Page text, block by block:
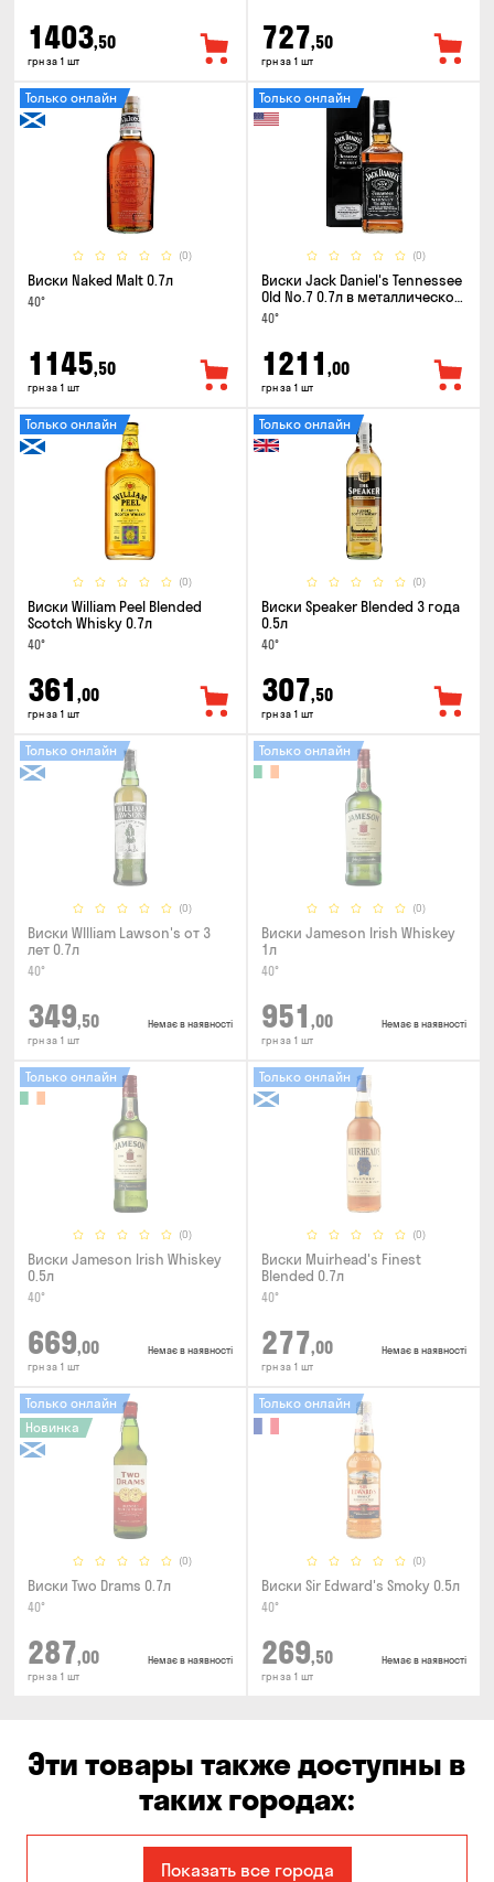
1403,50
грн за 1 шт
727,50
грн за 1 шт
(0)
Только онлайн
Виски Naked Malt 0.7л
40°
1145,50
грн за 1 шт
(0)
Только онлайн
Виски Jack Daniel's Tennessee
Old No.7 0.7л в металлической
коробке
40°
1211 ,00
грн за 1 шт
(0)
Только онлайн
Виски William Peel Blended
Scotch Whisky 0.7л
40°
361 ,00
грн за 1 шт
(0)
Только онлайн
Виски Speaker Blended 3 года
0.5л
40°
307,50
грн за 1 шт
(0)
Только онлайн
Виски WIlliam Lawson's от 3
лет 0.7л
40°
349,50
грн за 1 шт
Немає в наявності
(0)
Только онлайн
Виски Jameson Irish Whiskey
1л
40°
951 ,00
грн за 1 шт
Немає в наявності
(0)
Только онлайн
Виски Jameson Irish Whiskey
0.5л
40°
669,00
грн за 1 шт
Немає в наявності
(0)
Только онлайн
Виски Muirhead's Finest
Blended 0.7л
40°
277,00
грн за 1 шт
Немає в наявності
(0)
Только онлайн
Новинка
Виски Two Drams 0.7л
40°
287,00
грн за 1 шт
Немає в наявності
(0)
Только онлайн
Виски Sir Edward's Smoky 0.5л
40°
269,50
грн за 1 шт
Немає в наявності
Эти товары также доступны в
таких городах:
АлександровкаПоказать все города